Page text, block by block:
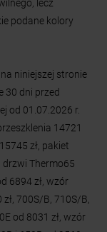
dni przed
od 01.07.2026 r.
14721
drzwi Thermo65
6894 zł, wzór
700S/B, 710S/B,
od 8031 zł, wzór
i 650P od 9560
230
369 zł
800 zł dla
uchwyt HB 738 i